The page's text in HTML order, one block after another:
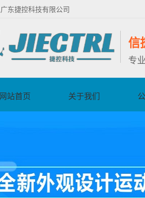
东捷控科技有限公司
信
专
网站首页 关于我们